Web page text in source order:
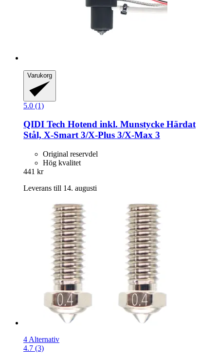
Varukorg
5.0 (1)
QIDI Tech Hotend inkl. Munstycke Härdat
Stål, X-​Smart 3/X-​Plus 3/X-​Max 3
Original reservdel
Hög kvalitet
441 kr
Leverans till 14. augusti
4 Alternativ
4.7 (3)